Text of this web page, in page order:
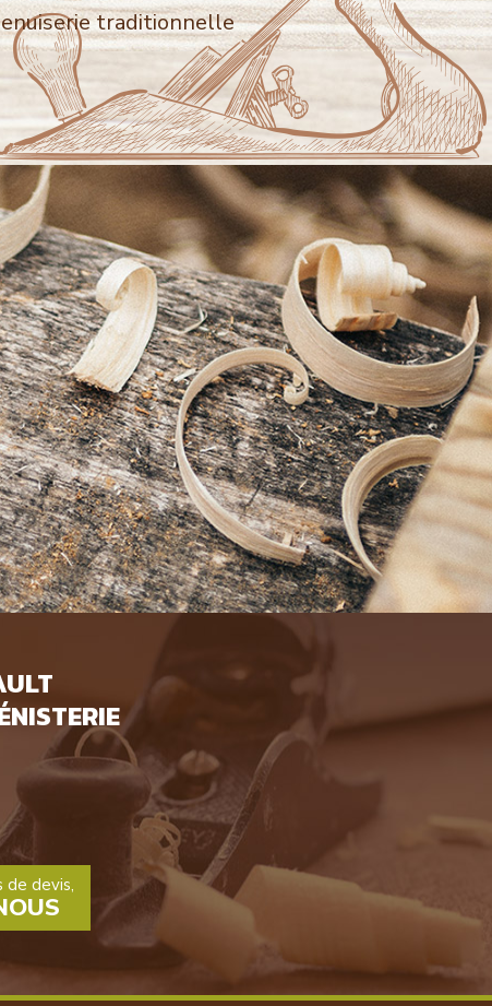
traditionnelle
de devis,